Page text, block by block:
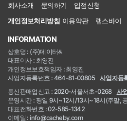
회사소개 문의하기
입점신청
개인정보처리방침 이용약관 랩스바이
INFORMATION
상호명 : (주)데이터씨
대표이사 : 최영진
개인정보보호책임자 : 최영진
사업자등록번호 : 464-81-00805
사업자등
통신판매업신고 : 2020-서울서초-0268
사
운영시간 : 평일 9시~12시/13시~18시(주말,
대표전화번호 : 02-585-1342
이메일 : info@cacheby.com